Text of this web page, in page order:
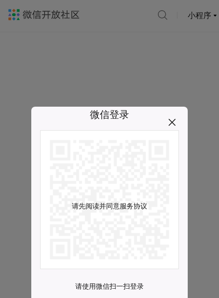
小程序
微信登录
请先阅读并同意服务协议
请使用微信扫一扫登录